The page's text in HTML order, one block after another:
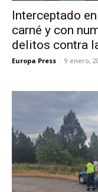
Interceptado
carné y con
delitos contra
Europa Press - 9 enero,